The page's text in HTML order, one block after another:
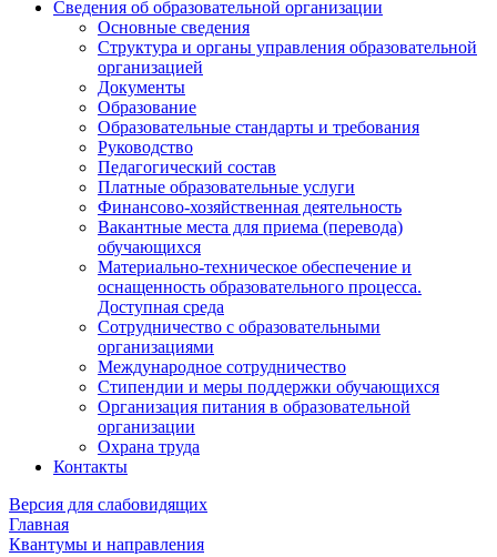
Сведения об образовательной организации
Основные сведения
Структура и органы управления образовательной
организацией
Документы
Образование
Образовательные стандарты и требования
Руководство
Педагогический состав
Платные образовательные услуги
Финансово-хозяйственная деятельность
Вакантные места для приема (перевода)
обучающихся
Материально-техническое обеспечение и
оснащенность образовательного процесса.
Доступная среда
Сотрудничество с образовательными
организациями
Международное сотрудничество
Стипендии и меры поддержки обучающихся
Организация питания в образовательной
организации
Охрана труда
Контакты
Версия для слабовидящих
Главная
Квантумы и направления